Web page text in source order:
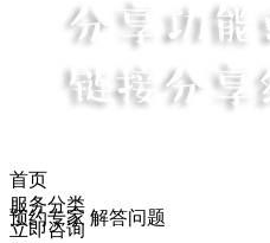
首页
服务分类
立即咨询
预约专家 解答问题